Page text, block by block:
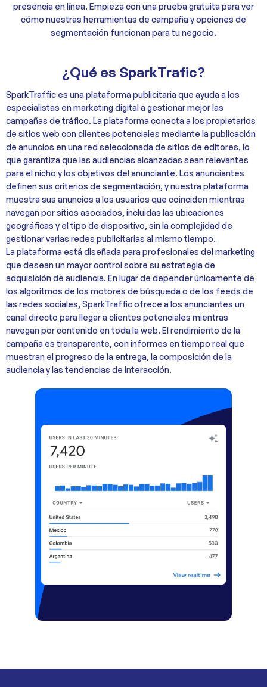
presencia en línea. Empieza con una prueba gratuita para ver
cómo nuestras herramientas de campaña y opciones de
segmentación funcionan para tu negocio.
¿Qué es SparkTrafic?
SparkTraffic es una plataforma publicitaria que ayuda a los
especialistas en marketing digital a gestionar mejor las
campañas de tráfico. La plataforma conecta a los propietarios
de sitios web con clientes potenciales mediante la publicación
de anuncios en una red seleccionada de sitios de editores, lo
que garantiza que las audiencias alcanzadas sean relevantes
para el nicho y los objetivos del anunciante. Los anunciantes
definen sus criterios de segmentación, y nuestra plataforma
muestra sus anuncios a los usuarios que coinciden mientras
navegan por sitios asociados, incluidas las ubicaciones
geográficas y el tipo de dispositivo, sin la complejidad de
gestionar varias redes publicitarias al mismo tiempo.
La plataforma está diseñada para profesionales del marketing
que desean un mayor control sobre su estrategia de
adquisición de audiencia. En lugar de depender únicamente de
los algoritmos de los motores de búsqueda o de los feeds de
las redes sociales, SparkTraffic ofrece a los anunciantes un
canal directo para llegar a clientes potenciales mientras
navegan por contenido en toda la web. El rendimiento de la
campaña es transparente, con informes en tiempo real que
muestran el progreso de la entrega, la composición de la
audiencia y las tendencias de interacción.